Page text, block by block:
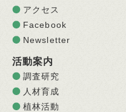
アクセス
Facebook
Newsletter
活動案内
調査研究
人材育成
植林活動